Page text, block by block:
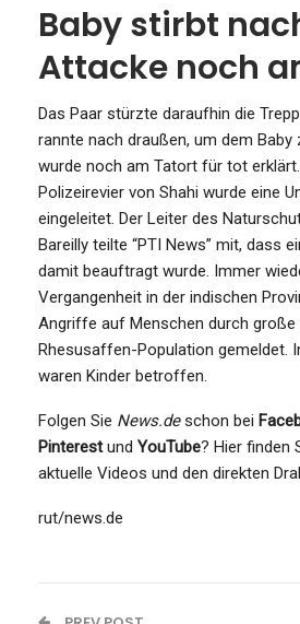
Baby stirbt
Attacke noch
Das Paar stürzte daraufhin die
rannte nach draußen, um dem Baby
wurde noch am Tatort für tot
Polizeirevier von Shahi wurde eine
eingeleitet. Der Leiter des
Bareilly teilte “PTI News” mit, dass
damit beauftragt wurde. Immer
Vergangenheit in der indischen
Angriffe auf Menschen durch
Rhesusaffen-Population gemeldet.
waren Kinder betroffen.
Folgen Sie News.deschon bei
Pinterestund YouTube? Hier finden
aktuelle Videos und den direkten
rut/news.de